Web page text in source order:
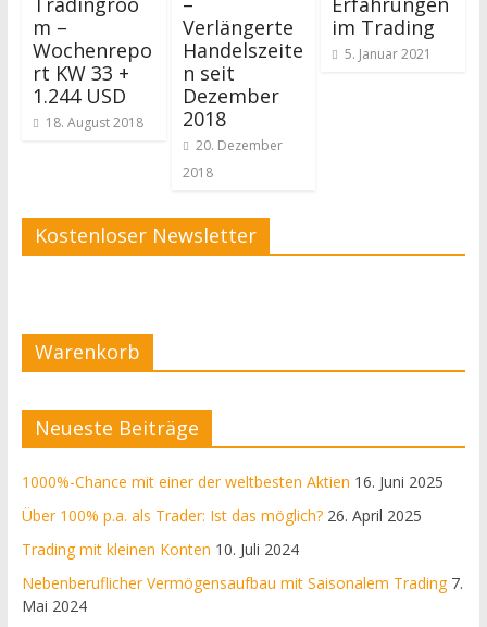
m –
Wochenrepo
rt KW 33 +
1.244 USD
18. August 2018
Verlängerte
Handelszeite
n seit
Dezember
2018
20. Dezember
2018
im Trading
5. Januar 2021
Kostenloser Newsletter
Warenkorb
Neueste Beiträge
1000%-Chance mit einer der weltbesten Aktien 16. Juni 2025
Über 100% p.a. als Trader: Ist das möglich? 26. April 2025
Trading mit kleinen Konten 10. Juli 2024
Nebenberuflicher Vermögensaufbau mit Saisonalem Trading 7.
Mai 2024